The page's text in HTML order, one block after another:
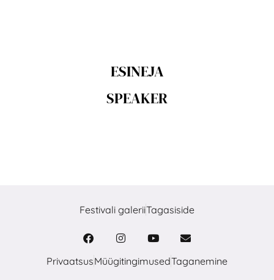
ESINEJA
SPEAKER
Festivali galeriiTagasiside
PrivaatsusMüügitingimusedTaganemine